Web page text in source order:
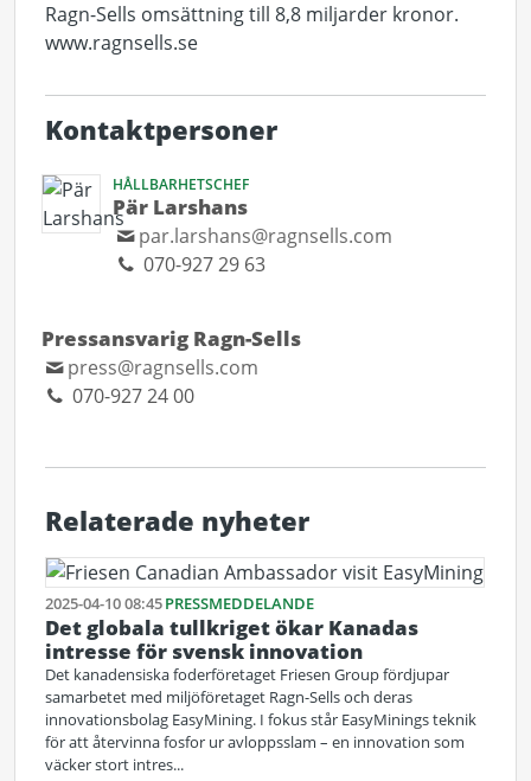
Ragn-Sells omsättning till 8,8 miljarder kronor.
www.ragnsells.se
Kontaktpersoner
HÅLLBARHETSCHEF
Pär Larshans
par.larshans@ragnsells.com
070-927 29 63
Pressansvarig Ragn-Sells
press@ragnsells.com
070-927 24 00
Relaterade nyheter
2025-04-10 08:45PRESSMEDDELANDE
Det globala tullkriget ökar Kanadas
intresse för svensk innovation
Det kanadensiska foderföretaget Friesen Group fördjupar
samarbetet med miljöföretaget Ragn-Sells och deras
innovationsbolag EasyMining. I fokus står EasyMinings teknik
för att återvinna fosfor ur avloppsslam – en innovation som
väcker stort intres...